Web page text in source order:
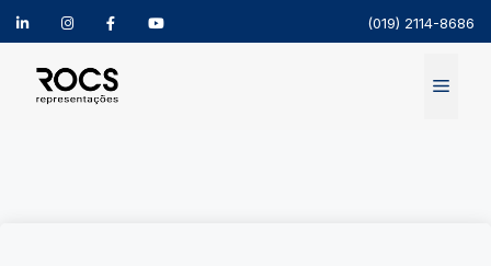
(019) 2114-8686
para
Menu